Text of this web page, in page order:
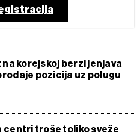
korejskoj berzi jenjava
pozicija uz polugu
centri troše toliko sveže